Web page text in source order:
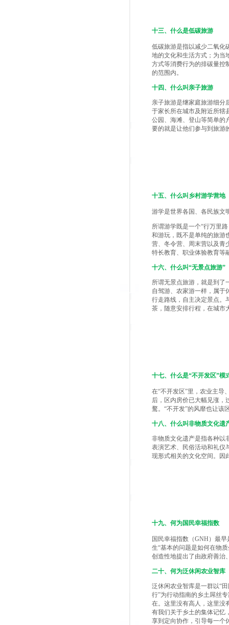
十三、什么是低碳旅游
低碳旅游是指以减少二氧化
地的文化和生活方式；为当
方式等消费行为的排碳量控
的范围内。
十四、什么叫亲子旅游
亲子旅游是继家庭旅游细分
于家长所在城市及附近所辖
公园、海滩、登山等简单的
要的就是让他们参与到旅游
十五、什么叫乡村游学营地
游学是世界各国、各民族文
所谓游学既是一个“行万里
和游玩，既不是单纯的旅游
营、冬令营、周末营以及青
特长教育、职业体验教育等
十六、什么叫“无景点旅游”
所谓无景点旅游，就是到了
自驾游、农家游一样，属于
行走路线，自主决定景点。
茶，随意安排行程，在城市
十七、什么是“不开发区”模
在“不开发区”里，农业主导
后，区内房价已大幅见涨，
鹜。“不开发”的风靡也让该
十八、什么叫非物质文化遗
非物质文化遗产是指各种以
表演艺术、民俗活动和礼仪
现形式相关的文化空间。因
十九、何为国民幸福指数
国民幸福指数（GNH）最
生“基本的问题是如何在物
创造性地提出了由政府善治
二十、何为泛休闲农业智库
泛休闲农业智库是一群以“
行”为行动指南的乡土屌丝
在。这里没有高人，这里没
有我们关于乡土的集体记忆
享到定向协作，引导每一个